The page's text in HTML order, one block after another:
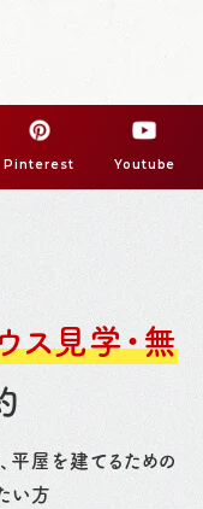
Pinterest Youtube
ス見学・無
平屋を建てるための
い方